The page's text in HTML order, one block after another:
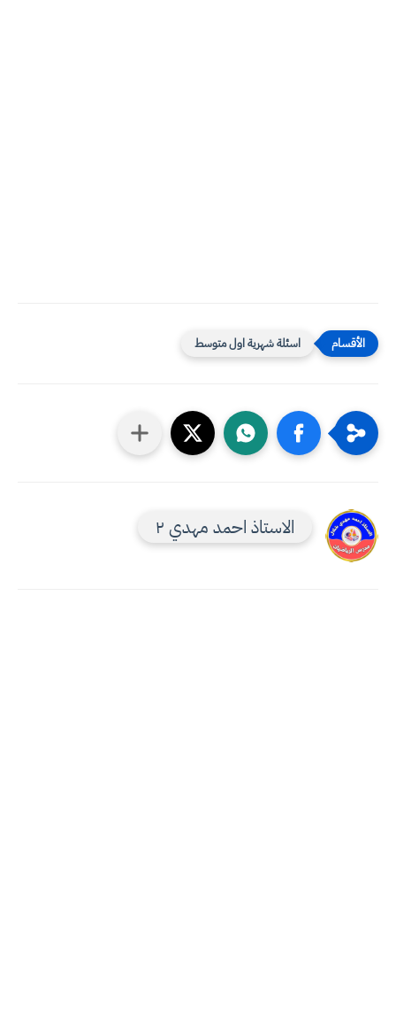
اسئلة شهرية اول متوسط
الاستاذ احمد مهدي ٢